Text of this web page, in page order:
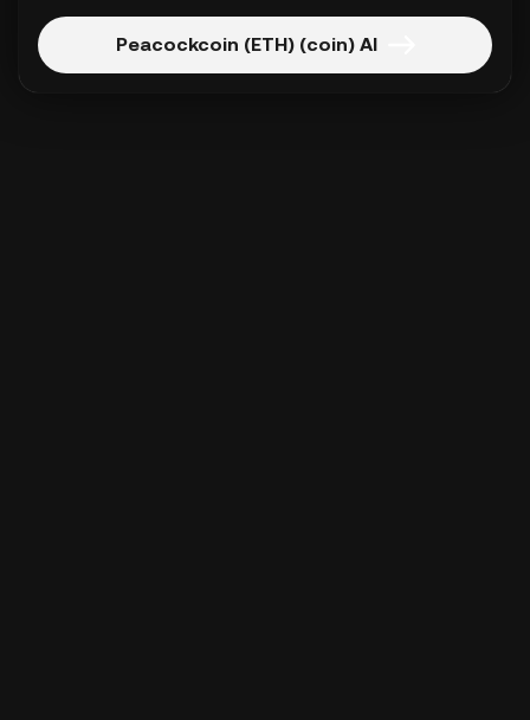
Peacockcoin (ETH) (coin) Al